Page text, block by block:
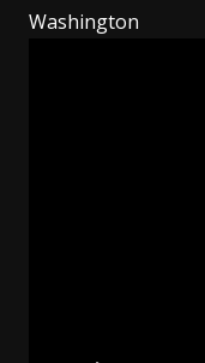
Washington